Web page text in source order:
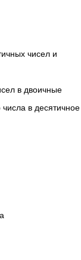
чисел и
в двоичные
в десятичное